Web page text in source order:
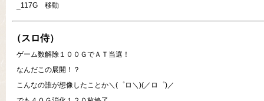
_117G 移動
（スロ侍）
ゲーム数解除１００ＧでＡＴ当選！
なんだこの展開！？
こんなの誰が想像したことか＼(゜ロ＼)(／ロ゜)／